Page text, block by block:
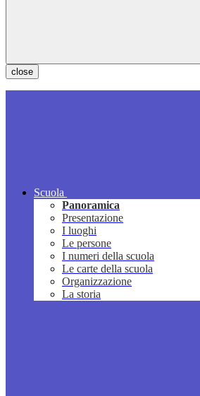
close
Scuola
Panoramica
Presentazione
I luoghi
Le persone
I numeri della scuola
Le carte della scuola
Organizzazione
La storia